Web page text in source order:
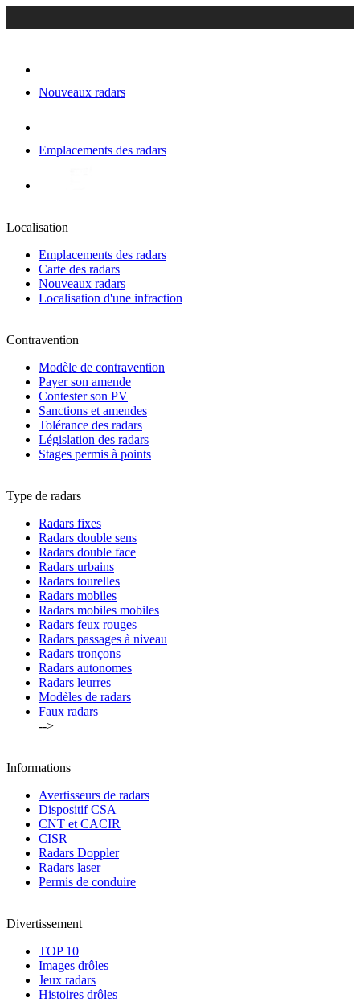
Nouveaux radars
Emplacements des radars
Localisation
Emplacements des radars
Carte des radars
Nouveaux radars
Localisation d'une infraction
Contravention
Modèle de contravention
Payer son amende
Contester son PV
Sanctions et amendes
Tolérance des radars
Législation des radars
Stages permis à points
Type de radars
Radars fixes
Radars double sens
Radars double face
Radars urbains
Radars tourelles
Radars mobiles
Radars mobiles mobiles
Radars feux rouges
Radars passages à niveau
Radars tronçons
Radars autonomes
Radars leurres
Modèles de radars
Faux radars
-->
Informations
Avertisseurs de radars
Dispositif CSA
CNT et CACIR
CISR
Radars Doppler
Radars laser
Permis de conduire
Divertissement
TOP 10
Images drôles
Jeux radars
Histoires drôles